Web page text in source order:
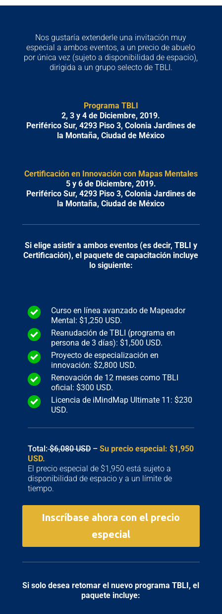
Nos gustaría extenderle una invitación muy
especial a ambos eventos, a un precio de abuelo
por única vez (sujeto a disponibilidad de espacio),
dirigida a un grupo selecto de TBLI.
Programa TBLI
2, 3 y 4 de Diciembre, 2019.
Periférico Sur, 4293 Piso 3, Colonia Jardines de
la Montaña, Ciudad de México
Certificación en Innovación con Mapas Mentales
5 y 6 de Diciembre, 2019.
Periférico Sur, 4293 Piso 3, Colonia Jardines de
la Montaña, Ciudad de México
Si elige asistir a ambos eventos (es decir, TBLI y
Certificación), el paquete de capacitación incluye
lo siguiente:
Curso en línea avanzado de Mapeador
Mental: $1,250 USD.
Reanudación de TBLI (programa en
persona de 3 días): $1,500 USD.
Proyecto de especialización en
innovación: $2,800 USD.
Renovación de 12 meses como TBLI
oficial: $300 USD.
Licencia de iMindMap Ultimate 11: $230
USD.
Total:$6,080 USD – Su precio especial: $1,950
USD.
El precio especial de $1,950 está sujeto a
disponibilidad de espacio y a un límite de
tiempo.
Inscríbase ahora con el precio
especial
Si solo desea retomar el nuevo programa TBLI, el
paquete incluye: